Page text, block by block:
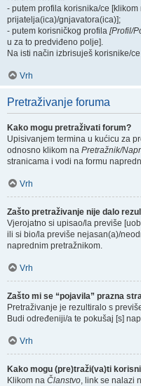
- putem profila korisnika/ce
prijatelja(ica)/gnjavatora(ica)];
- putem korisničkog profila [Profil/
u za to predviđeno polje].
Na isti način izbrisuješ korisnike/
Vrh
Pretraživanje foruma
Kako mogu pretraživati forum?
Upisivanjem termina u kućicu za
odnosno klikom na Pretražnik/
stranicama i vodi na formu
Vrh
Zašto pretraživanje nije dalo
Vjerojatno si upisao/la previše
ili si bio/la previše nejasan(a)/
naprednim pretražnikom.
Vrh
Zašto mi se “pojavila” prazna
Pretraživanje je rezultiralo s
Budi određeniji/a te pokušaj [s]
Vrh
Kako mogu (pre)traži(va)ti
Klikom na Članstvo, link se nalazi